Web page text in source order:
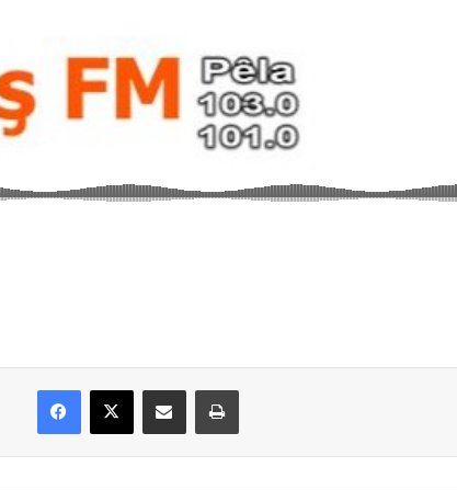
Facebook
X Share via Email Print